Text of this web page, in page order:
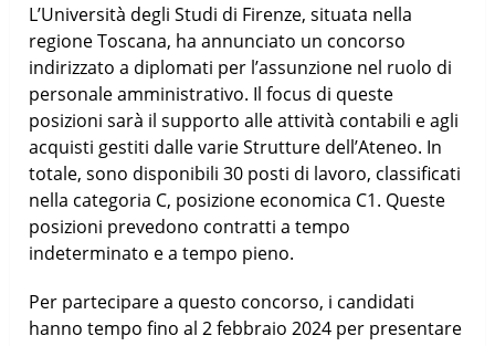
L’Università degli Studi di Firenze, situata nella
regione Toscana, ha annunciato un concorso
indirizzato a diplomati per l’assunzione nel ruolo di
personale amministrativo. Il focus di queste
posizioni sarà il supporto alle attività contabili e agli
acquisti gestiti dalle varie Strutture dell’Ateneo. In
totale, sono disponibili 30 posti di lavoro, classificati
nella categoria C, posizione economica C1. Queste
posizioni prevedono contratti a tempo
indeterminato e a tempo pieno.
Per partecipare a questo concorso, i candidati
hanno tempo fino al 2 febbraio 2024 per presentare